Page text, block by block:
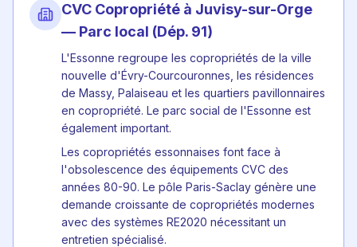
CVC Copropriété à Juvisy-sur-Orge
— Parc local (Dép. 91)
L'Essonne regroupe les copropriétés de la ville
nouvelle d'Évry-Courcouronnes, les résidences
de Massy, Palaiseau et les quartiers pavillonnaires
en copropriété. Le parc social de l'Essonne est
également important.
Les copropriétés essonnaises font face à
l'obsolescence des équipements CVC des
années 80-90. Le pôle Paris-Saclay génère une
demande croissante de copropriétés modernes
avec des systèmes RE2020 nécessitant un
entretien spécialisé.